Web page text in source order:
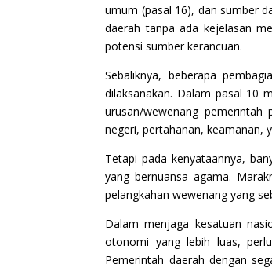
umum (pasal 16), dan sumber
daerah tanpa ada kejelasan
potensi sumber kerancuan.
Sebaliknya, beberapa
dilaksanakan. Dalam pasal 10
urusan/wewenang
negeri, pertahanan, keamanan,
Tetapi pada kenyataannya,
yang bernuansa agama.
pelangkahan wewenang yang
Dalam menjaga kesatuan
otonomi yang lebih luas,
Pemerintah daerah dengan